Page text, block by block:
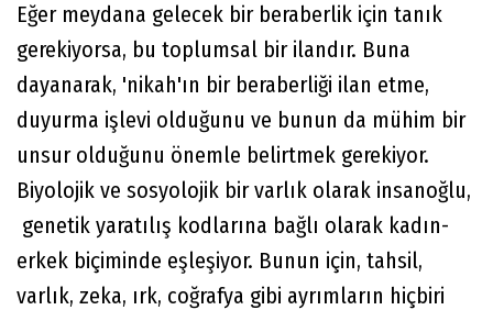
Eğer meydana gelecek bir beraberlik için tanık
gerekiyorsa, bu toplumsal bir ilandır. Buna
dayanarak, 'nikah'ın bir beraberliği ilan etme,
duyurma işlevi olduğunu ve bunun da mühim bir
unsur olduğunu önemle belirtmek gerekiyor.
Biyolojik ve sosyolojik bir varlık olarak insanoğlu,
genetik yaratılış kodlarına bağlı olarak kadın-
erkek biçiminde eşleşiyor. Bunun için, tahsil,
varlık, zeka, ırk, coğrafya gibi ayrımların hiçbiri